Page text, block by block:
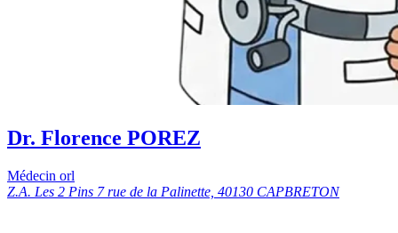
Dr. Florence POREZ
Médecin orl
Z.A. Les 2 Pins 7 rue de la Palinette, 40130 CAPBRETON